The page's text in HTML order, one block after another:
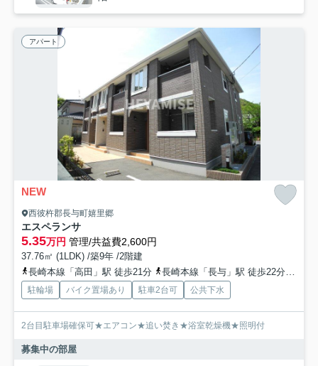
アパート
NEW
西彼杵郡長与町嬉里郷
エスペランサ
5.35万円 管理/共益費2,600円
37.76㎡ (1LDK) /築9年 /2階建
長崎本線「高田」駅 徒歩21分
長崎本線「長与」駅 徒歩22分
駐輪場 バイク置場あり 駐車2台可 公共下水
2台目駐車場確保可★エアコン★追い焚き★浴室乾燥機★照明付
募集中の部屋